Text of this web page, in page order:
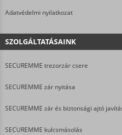
Adatvédelmi nyilatkozat
SZOLGÁLTATÁSAINK
SECUREMME trezorzár csere
SECUREMME zár nyitása
SECUREMME zár és biztonsági ajtó
SECUREMME kulcsmásolás